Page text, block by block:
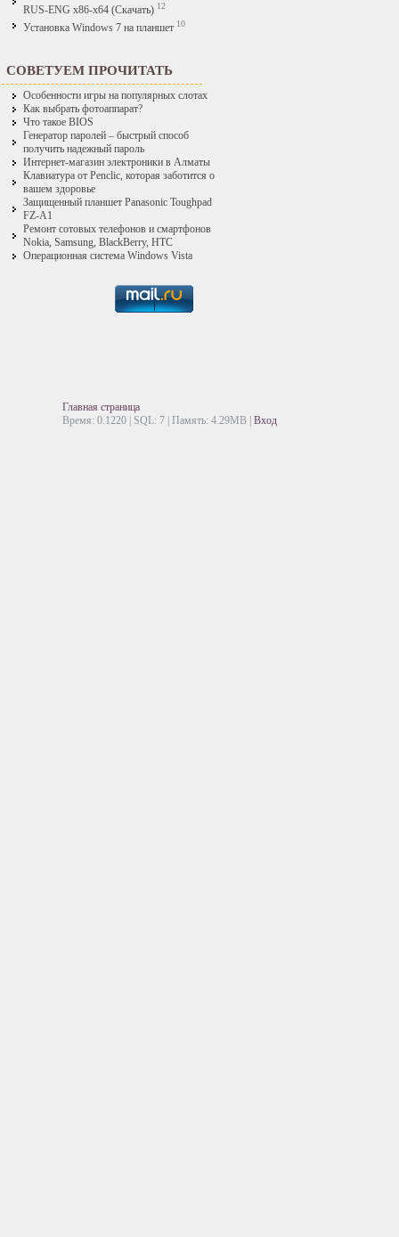
RUS-ENG x86-x64 (Скачать) 12
Установка Windows 7 на планшет 10
СОВЕТУЕМ ПРОЧИТАТЬ
Особенности игры на популярных слотах
Как выбрать фотоаппарат?
Что такое BIOS
Генератор паролей – быстрый способ
получить надежный пароль
Интернет-магазин электроники в Алматы
Клавиатура от Penclic, которая заботится о
вашем здоровье
Защищенный планшет Panasonic Toughpad
FZ-A1
Ремонт сотовых телефонов и смартфонов
Nokia, Samsung, BlackBerry, HTC
Операционная система Windows Vista
Главная страница
Время: 0.1220 | SQL: 7 | Память: 4.29MB Вход